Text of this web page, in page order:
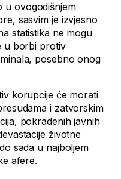
u ovogodišnjem
sasvim je izvjesno
statistika ne mogu
u borbi protiv
posebno onog
korupcije će morati
i zatvorskim
pokradenih javnih
životne
sada u najboljem
afere.